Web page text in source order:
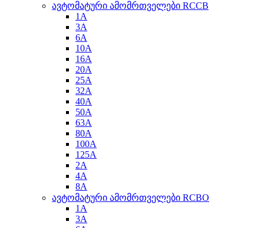
ავტომატური ამომრთველები RCCB
1A
3A
6A
10A
16A
20A
25A
32A
40A
50A
63A
80A
100A
125A
2A
4A
8A
ავტომატური ამომრთველები RCBO
1A
3A